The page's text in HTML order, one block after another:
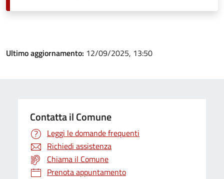
Ultimo aggiornamento: 12/09/2025, 13:50
Contatta il Comune
Leggi le domande frequenti
Richiedi assistenza
Chiama il Comune
Prenota appuntamento